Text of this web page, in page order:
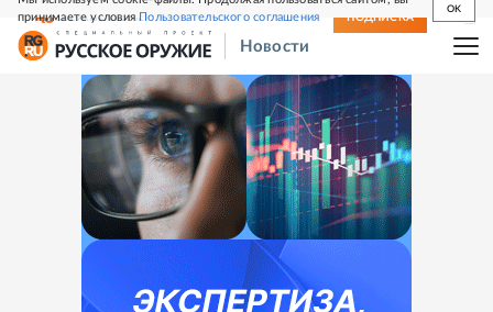
принимаете условияПользовательского соглашения
OK
СВЕЖИЙ НОМЕР ПОДПИСКА
Новости